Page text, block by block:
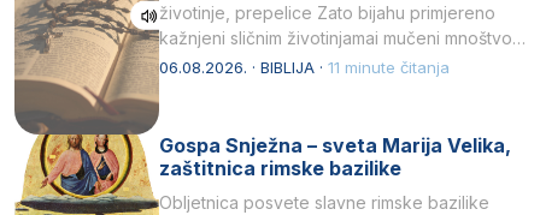
životinje, prepelice Zato bijahu primjereno
kažnjeni sličnim životinjamai mučeni mnoštvom
kukaca.2 A narod…
06.08.2026. · BIBLIJA · 11 minute čitanja
Gospa Snježna – sveta Marija Velika,
zaštitnica rimske bazilike
Obljetnica posvete slavne rimske bazilike